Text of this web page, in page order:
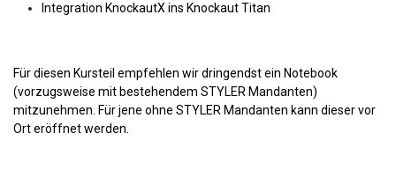
Integration KnockautX ins Knockaut Titan
Für diesen Kursteil empfehlen wir dringendst ein Notebook
(vorzugsweise mit bestehendem STYLER Mandanten)
mitzunehmen. Für jene ohne STYLER Mandanten kann dieser vor
Ort eröffnet werden.